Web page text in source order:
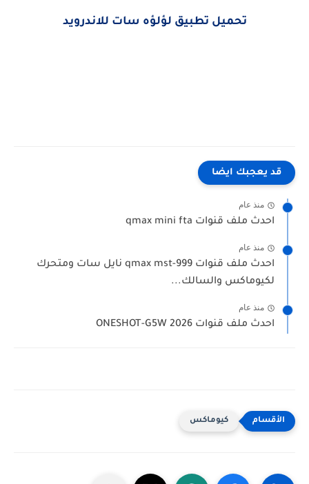
تحميل تطبيق لؤلؤه سات للاندرويد
قد يعجبك ايضا
منذ عام
احدث ملف قنوات qmax mini fta
منذ عام
احدث ملف قنوات qmax mst-999 نايل سات ومتحرك
لكيوماكس والسالك...
منذ عام
احدث ملف قنوات ONESHOT-G5W 2026
كيوماكس